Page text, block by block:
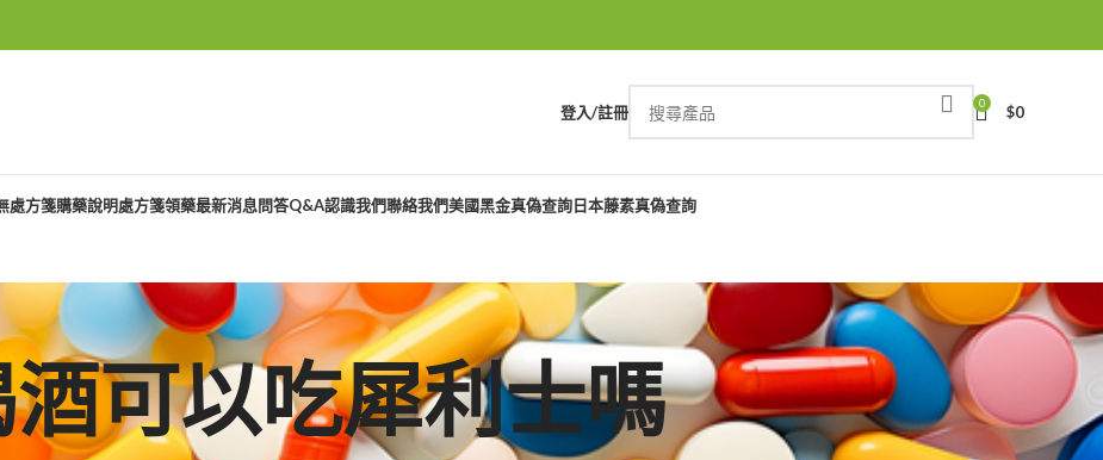
登入/註冊 0 $0
處方箋購藥說明處方箋領藥最新消息問答Q&A認識我們聯絡我們美國黑金真偽查詢日本藤素真偽查詢
可以吃犀利士嗎